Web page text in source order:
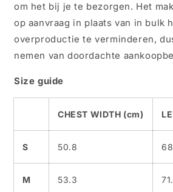
om het bij je te bezorgen. Het
op aanvraag in plaats van in bulk
overproductie te verminderen,
nemen van doordachte
Size guide
CHEST WIDTH (cm)
S 50.8
M 53.3